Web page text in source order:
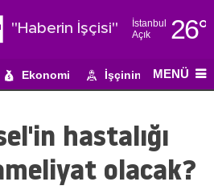
"Haberin İşçisi"
İstanbul
Açık
26°
Adıyaman
Ağrı
Amasya
Ekonomi İşçinin Gündemi
MENÜ
hastalığı
olacak?